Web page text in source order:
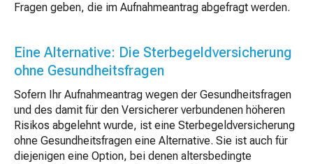
Fragen geben, die im Aufnahmeantrag abgefragt werden.
Eine Alternative: Die Sterbegeldversicherung
ohne Gesundheitsfragen
Sofern Ihr Aufnahmeantrag wegen der Gesundheitsfragen
und des damit für den Versicherer verbundenen höheren
Risikos abgelehnt wurde, ist eine Sterbegeldversicherung
ohne Gesundheitsfragen eine Alternative. Sie ist auch für
diejenigen eine Option, bei denen altersbedingte